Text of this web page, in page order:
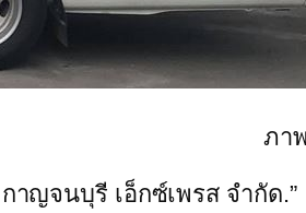
ภา
ญจนบุรี เอ็กซ์เพรส จำกัด.”